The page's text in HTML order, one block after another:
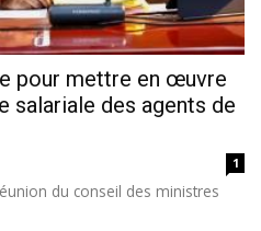
pour mettre en œuvre
salariale des agents de
1
du conseil des ministres